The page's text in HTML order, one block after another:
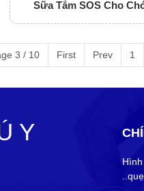
Sữa Tắm SOS Cho
3 / 10 First Prev 1
Y